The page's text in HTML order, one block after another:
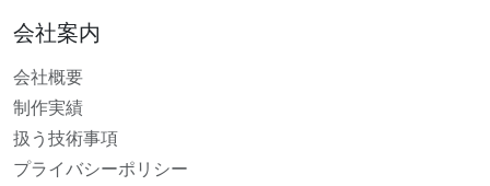
会社案内
会社概要
制作実績
扱う技術事項
プライバシーポリシー